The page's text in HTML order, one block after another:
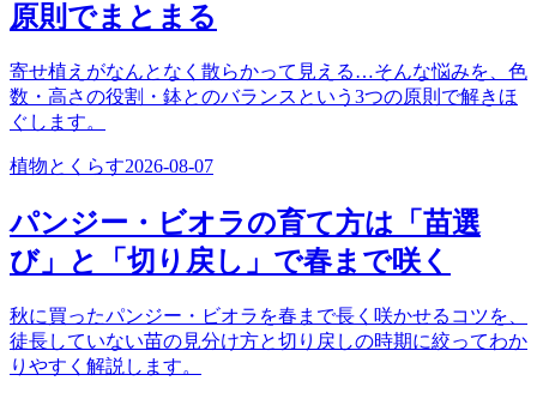
原則でまとまる
寄せ植えがなんとなく散らかって見える…そんな悩みを、色
数・高さの役割・鉢とのバランスという3つの原則で解きほ
ぐします。
植物とくらす2026-08-07
パンジー・ビオラの育て方は「苗選
び」と「切り戻し」で春まで咲く
秋に買ったパンジー・ビオラを春まで長く咲かせるコツを、
徒長していない苗の見分け方と切り戻しの時期に絞ってわか
りやすく解説します。